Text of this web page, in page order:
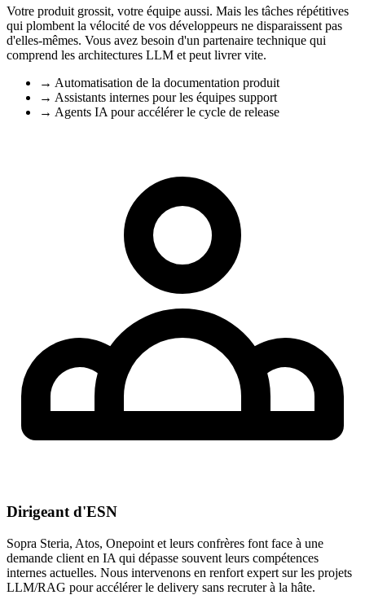
Votre produit grossit, votre équipe aussi. Mais les tâches répétitives
qui plombent la vélocité de vos développeurs ne disparaissent pas
d'elles-mêmes. Vous avez besoin d'un partenaire technique qui
comprend les architectures LLM et peut livrer vite.
→ Automatisation de la documentation produit
→ Assistants internes pour les équipes support
→ Agents IA pour accélérer le cycle de release
Dirigeant d'ESN
Sopra Steria, Atos, Onepoint et leurs confrères font face à une
demande client en IA qui dépasse souvent leurs compétences
internes actuelles. Nous intervenons en renfort expert sur les projets
LLM/RAG pour accélérer le delivery sans recruter à la hâte.